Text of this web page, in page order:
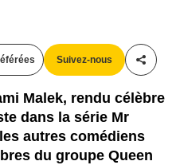
Suivez-nous
Malek, rendu célèbre
dans la série Mr
autres comédiens
du groupe Queen